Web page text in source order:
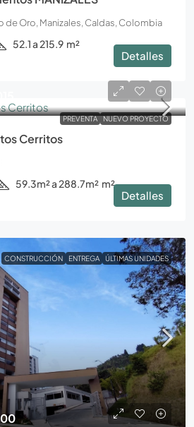
de Oro, Manizales, Caldas, Colombia
52.1 a 215.9 m²
Detalles
PREVENTA NUEVO PROYECTO
Cerritos
59.3m² a 288.7m² m²
Detalles
CONSTRUCCIÓN ENTREGA ÚLTIMAS UNIDADES